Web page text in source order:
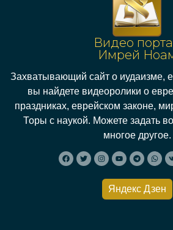
Видео
Имрей
Захватывающий сайт о иудаизме,
вы найдете видеоролики о
праздниках, еврейском законе,
Торы с наукой. Можете задать
многое другое.
Яндекс Дзен